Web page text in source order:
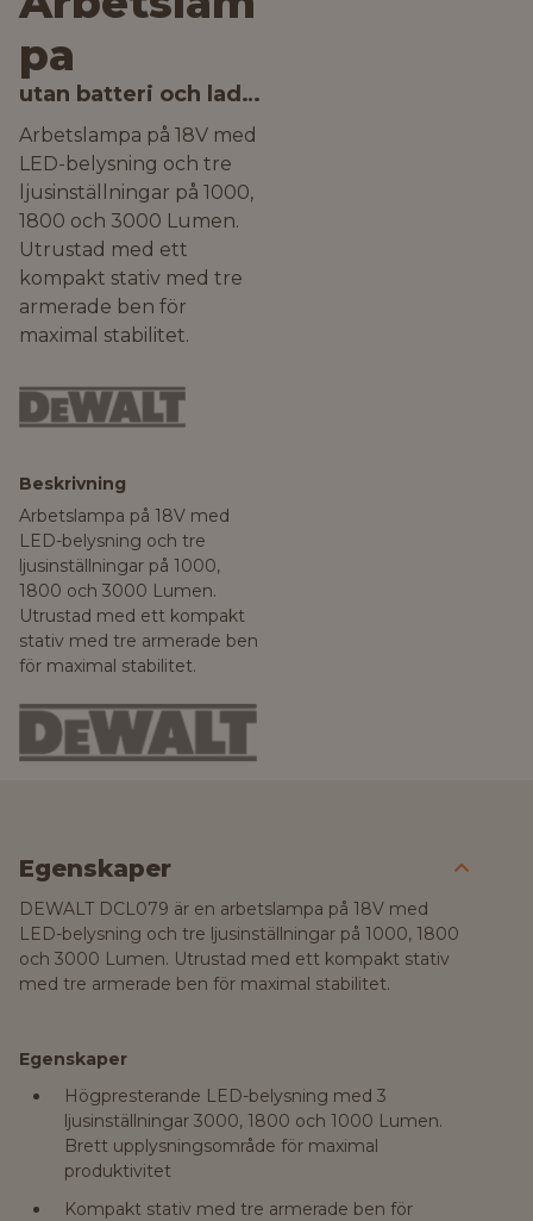
pa
utan batteri och laddare
Arbetslampa på 18V med
LED-belysning och tre
ljusinställningar på 1000,
1800 och 3000 Lumen.
Utrustad med ett
kompakt stativ med tre
armerade ben för
maximal stabilitet.
Beskrivning
Arbetslampa på 18V med
LED-belysning och tre
ljusinställningar på 1000,
1800 och 3000 Lumen.
Utrustad med ett kompakt
stativ med tre armerade ben
för maximal stabilitet.
Egenskaper
DEWALT DCL079 är en arbetslampa på 18V med
LED-belysning och tre ljusinställningar på 1000, 1800
och 3000 Lumen. Utrustad med ett kompakt stativ
med tre armerade ben för maximal stabilitet.
Egenskaper
Högpresterande LED-belysning med 3
ljusinställningar 3000, 1800 och 1000 Lumen.
Brett upplysningsområde för maximal
produktivitet
Kompakt stativ med tre armerade ben för